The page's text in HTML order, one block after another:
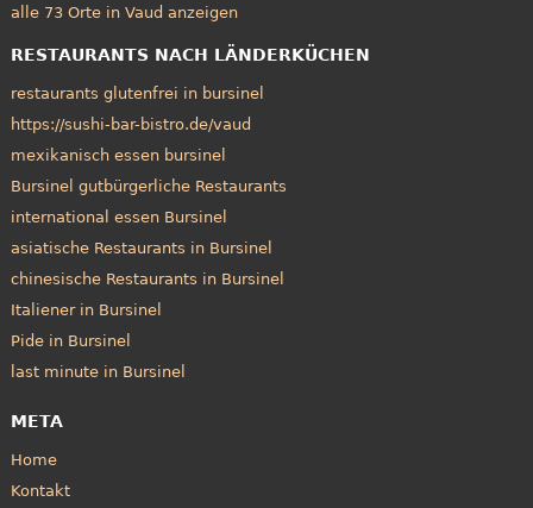
alle 73 Orte in Vaud anzeigen
RESTAURANTS NACH LÄNDERKÜCHEN
restaurants glutenfrei in bursinel
https://sushi-bar-bistro.de/vaud
mexikanisch essen bursinel
Bursinel gutbürgerliche Restaurants
international essen Bursinel
asiatische Restaurants in Bursinel
chinesische Restaurants in Bursinel
Italiener in Bursinel
Pide in Bursinel
last minute in Bursinel
META
Home
Kontakt